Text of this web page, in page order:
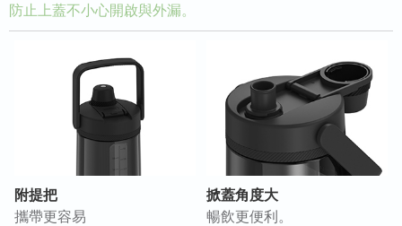
防止上蓋不小心開啟與外漏。
附提把
攜帶更容易
掀蓋角度大
暢飲更便利。